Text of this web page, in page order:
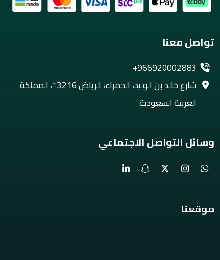
تواصل معنا
+966920002883
شارع خالد بن الوليد، الحمراء، الرياض 13216، المملكة
العربية السعودية
وسائل التواصل الاجتماعي
موقعنا